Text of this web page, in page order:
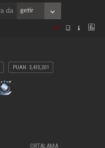
PUAN: 3,413,201
ORTALAMA